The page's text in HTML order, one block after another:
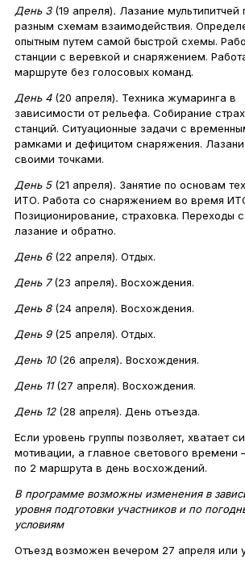
День 3 (19 апреля). Лазание мультипитчей
разным схемам взаимодействия.
опытным путем самой быстрой схемы.
станции с веревкой и снаряжением.
маршруте без голосовых команд.
День 4 (20 апреля). Техника жумаринга в
зависимости от рельефа. Собирание
станций. Ситуационные задачи с
рамками и дефицитом снаряжения.
своими точками.
День 5 (21 апреля). Занятие по основам
ИТО. Работа со снаряжением во время
Позиционирование, страховка. Переходы
лазание и обратно.
День 6 (22 апреля). Отдых.
День 7(23 апреля). Восхождения.
День 8 (24 апреля). Восхождения.
День 9 (25 апреля). Отдых.
День 10 (26 апреля). Восхождения.
День 11(27 апреля). Восхождения.
День 12 (28 апреля). День отъезда.
Если уровень группы позволяет, хватает
мотивации, а главное светового времени
по 2 маршрута в день восхождений.
В программе возможны изменения в
уровня подготовки участников и по
условиям
Отъезд возможен вечером 27 апреля или